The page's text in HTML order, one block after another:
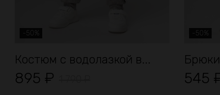
-50%
Костюм с водолазкой в...
895 ₽
-50%
545